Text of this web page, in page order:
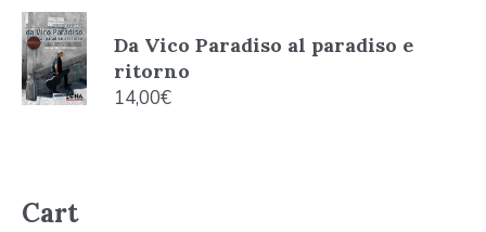
Da Vico Paradiso al paradiso e
ritorno
14,00€
Cart